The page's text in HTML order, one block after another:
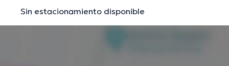
Sin estacionamiento disponible